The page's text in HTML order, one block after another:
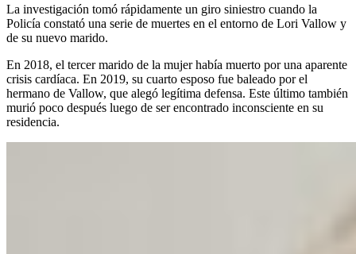
La investigación tomó rápidamente un giro siniestro cuando la
Policía constató una serie de muertes en el entorno de Lori Vallow y
de su nuevo marido.
En 2018, el tercer marido de la mujer había muerto por una aparente
crisis cardíaca. En 2019, su cuarto esposo fue baleado por el
hermano de Vallow, que alegó legítima defensa. Este último también
murió poco después luego de ser encontrado inconsciente en su
residencia.